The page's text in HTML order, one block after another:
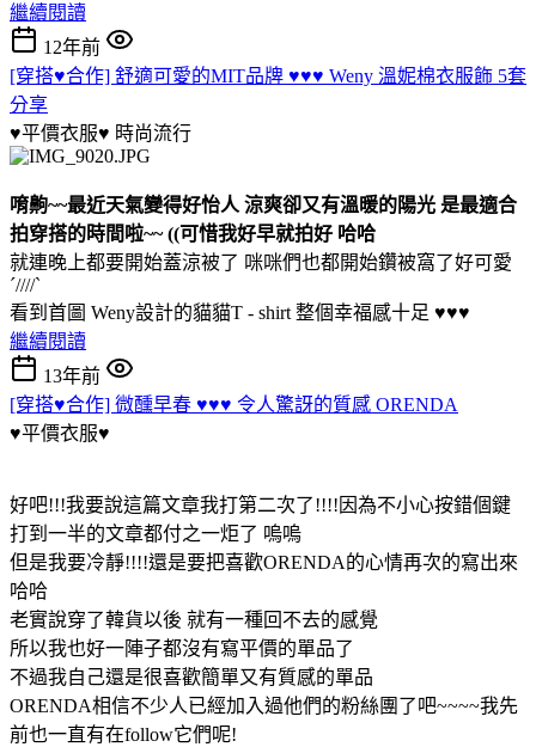
繼續閱讀
12年前
[穿搭♥合作] 舒適可愛的MIT品牌 ♥♥♥ Weny 溫妮棉衣服飾 5套
分享
♥平價衣服♥ 時尚流行
唷齁~~最近天氣變得好怡人 涼爽卻又有溫暖的陽光 是最適合
拍穿搭的時間啦~~ ((可惜我好早就拍好 哈哈
就連晚上都要開始蓋涼被了 咪咪們也都開始鑽被窩了好可愛
ˊ////ˋ
看到首圖 Weny設計的貓貓T - shirt 整個幸福感十足 ♥♥♥
繼續閱讀
13年前
[穿搭♥合作] 微醺早春 ♥♥♥ 令人驚訝的質感 ORENDA
♥平價衣服♥
好吧!!!我要說這篇文章我打第二次了!!!!因為不小心按錯個鍵
打到一半的文章都付之一炬了 嗚嗚
但是我要冷靜!!!!還是要把喜歡ORENDA的心情再次的寫出來
哈哈
老實說穿了韓貨以後 就有一種回不去的感覺
所以我也好一陣子都沒有寫平價的單品了
不過我自己還是很喜歡簡單又有質感的單品
ORENDA相信不少人已經加入過他們的粉絲團了吧~~~~我先
前也一直有在follow它們呢!